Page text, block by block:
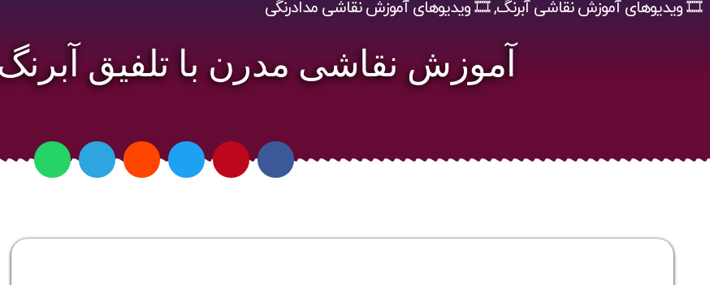
🎞️ ویدیوهای آموزش نقاشی آبرنگ,🎞️ ویدیوهای آموزش نقاشی مدادرنگی
آموزش نقاشی مدرن با تلفیق